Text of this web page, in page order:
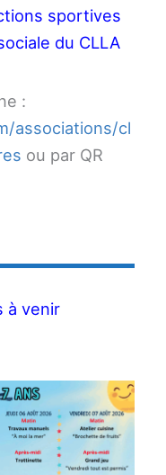
sportives
du CLLA
:
associations/cl
ou par QR
à venir